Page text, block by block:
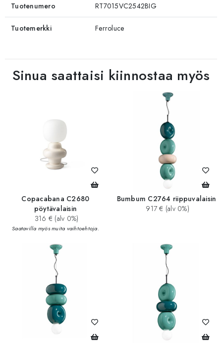
Tuotenumero RT7015VC2542BIG
Tuotemerkki Ferroluce
Sinua saattaisi kiinnostaa myös
Copacabana C2680
pöytävalaisin
316 € (alv 0%)
Saatavilla myös muita vaihtoehtoja.
Bumbum C2764 riippuvalaisin
917 € (alv 0%)